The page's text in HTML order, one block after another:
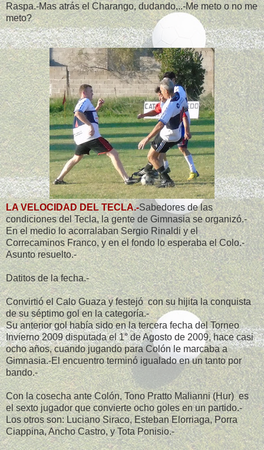
Raspa.-Mas atrás el Charango, dudando,..-Me meto o no me
meto?
LA VELOCIDAD DEL TECLA.-Sabedores de las
condiciones del Tecla, la gente de Gimnasia se organizó.-
En el medio lo acorralaban Sergio Rinaldi y el
Correcaminos Franco, y en el fondo lo esperaba el Colo.-
Asunto resuelto.-
Datitos de la fecha.-
Convirtió el Calo Guaza y festejó con su hijita la conquista
de su séptimo gol en la categoría.-
Su anterior gol había sido en la tercera fecha del Torneo
Invierno 2009 disputada el 1° de Agosto de 2009, hace casi
ocho años, cuando jugando para Colón le marcaba a
Gimnasia.-El encuentro terminó igualado en un tanto por
bando.-
Con la cosecha ante Colón, Tono Pratto Malianni (Hur) es
el sexto jugador que convierte ocho goles en un partido.-
Los otros son: Luciano Siraco, Esteban Elorriaga, Porra
Ciappina, Ancho Castro, y Tota Ponisio.-